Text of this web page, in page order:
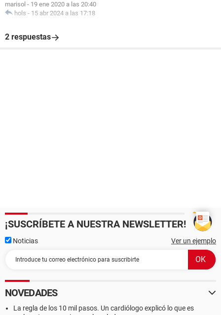
marisol - 19 ene 2020 a las 20:40
hols - 15 abr 2024 a las 17:18
2 respuestas
¡SUSCRÍBETE A NUESTRA NEWSLETTER!
Noticias Ver un ejemplo
NOVEDADES
La regla de los 10 mil pasos. Un cardiólogo explicó lo que es